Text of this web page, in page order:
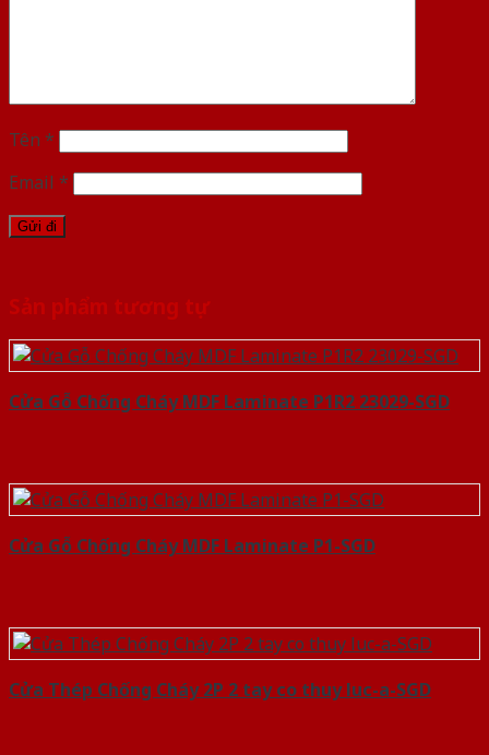
Tên *
Email *
Sản phẩm tương tự
Cửa Gỗ Chống Cháy MDF Laminate P1R2 23029-SGD
Cửa Gỗ Chống Cháy MDF Laminate P1-SGD
Cửa Thép Chống Cháy 2P 2 tay co thuy luc-a-SGD